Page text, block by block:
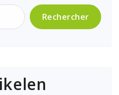
Rechercher